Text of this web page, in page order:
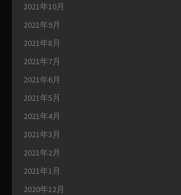
2021年10月
2021年9月
2021年8月
2021年7月
2021年6月
2021年5月
2021年4月
2021年3月
2021年2月
2021年1月
2020年12月